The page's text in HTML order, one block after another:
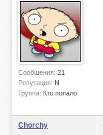
Сообщения: 21
Репутация: N
Группа: Кто попало
Chorchy